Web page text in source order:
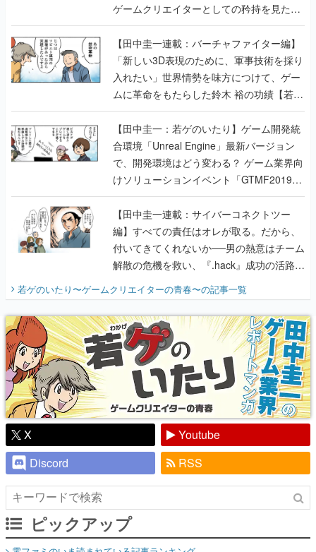
ゲームクリエイターとしての矜持を見た
【若ゲのいたり最終回】
【田中圭一連載：バーチャファイター編】
「新しい3D表現のために、軍事技術を採り
入れたい」世界情勢を味方につけて、ゲー
ムに革命をもたらした鈴木 裕の功績【若ゲ
のいたり】
【田中圭一：若ゲのいたり】ゲーム開発統
合環境「Unreal Engine」最新バージョン
で、開発環境はどう変わる？ ゲーム業界向
けソリューションイベント「GTMF2019」
に行って、より理解を深めよう【PR】
【田中圭一連載：サイバーコネクトツー
編】すべての責任はオレが取る。だから、
付いてきてくれないか──男の熱意はチーム
解散の危機を救い、『.hack』成功の活路を
『少年ジャンプ』色だった【若ゲのいた
り】
若ゲのいたり〜ゲームクリエイターの青春〜の記事一覧
X
Youtube
Discord
RSS
ピックアップ